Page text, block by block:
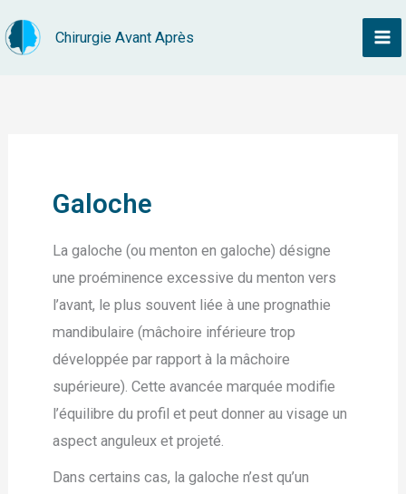
au
Chirurgie Avant Après
Galoche
La galoche (ou menton en galoche) désigne
une proéminence excessive du menton vers
l’avant, le plus souvent liée à une prognathie
mandibulaire (mâchoire inférieure trop
développée par rapport à la mâchoire
supérieure). Cette avancée marquée modifie
l’équilibre du profil et peut donner au visage un
aspect anguleux et projeté.
Dans certains cas, la galoche n’est qu’un